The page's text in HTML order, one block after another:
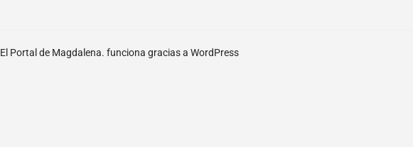
El Portal de Magdalena. funciona gracias a WordPress